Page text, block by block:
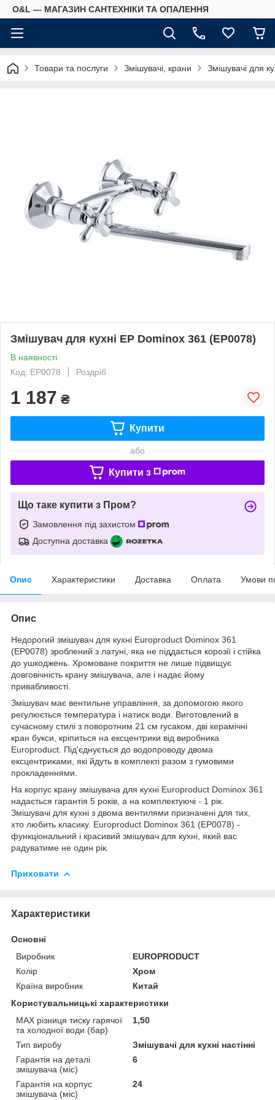
O&L — МАГАЗИН САНТЕХНІКИ ТА ОПАЛЕННЯ
Товари та послуги Змішувачі, крани Змішувачі для
Змішувач для кухні EP Dominox 361 (EP0078)
В наявності
Код: EP0078
Роздріб
1 187 ₴
Купити
або
Купити з
Що таке купити з Пром?
Замовлення під захистом
Доступна доставка
Опис Характеристики Доставка Оплата Умови
Опис
Недорогий змішувач для кухні Europroduct Dominox 361
(EP0078) зроблений з латуні, яка не піддається корозії і стійка
до ушкоджень. Хромоване покриття не лише підвищує
довговічність крану змішувача, але і надає йому
привабливості.
Змішувач має вентильне управління, за допомогою якого
регулюється температура і натиск води. Виготовлений в
сучасному стилі з поворотним 21 см гусаком, дві керамічні
кран букси, кріпиться на ексцентрики від виробника
Europroduct. Під'єднується до водопроводу двома
ексцентриками, які йдуть в комплекті разом з гумовими
прокладеннями.
На корпус крану змішувача для кухні Europroduct Dominox 361
надається гарантія 5 років, а на комплектуючі - 1 рік.
Змішувачі для кухні з двома вентилями призначені для тих,
хто любить класику. Europroduct Dominox 361 (EP0078) -
функціональний і красивий змішувач для кухні, який вас
радуватиме не один рік.
Приховати
Характеристики
Основні
Виробник
EUROPRODUCT
Колір
Хром
Країна виробник
Китай
Користувальницькі характеристики
MAX різниця тиску гарячої
та холодної води (бар)
1,50
Тип виробу
Змішувачі для кухні настінні
Гарантія на деталі
змішувача (міс)
6
Гарантія на корпус
змішувача (міс)
24